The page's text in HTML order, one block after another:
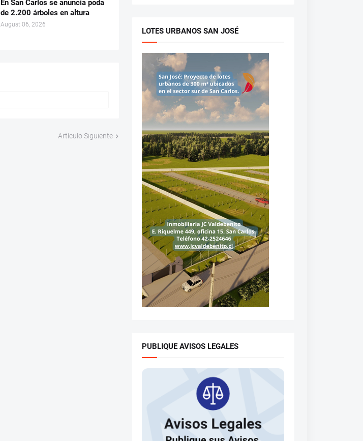
En San Carlos se anuncia poda
de 2.200 árboles en altura
August 06, 2026
Artículo Siguiente
LOTES URBANOS SAN JOSÉ
PUBLIQUE AVISOS LEGALES